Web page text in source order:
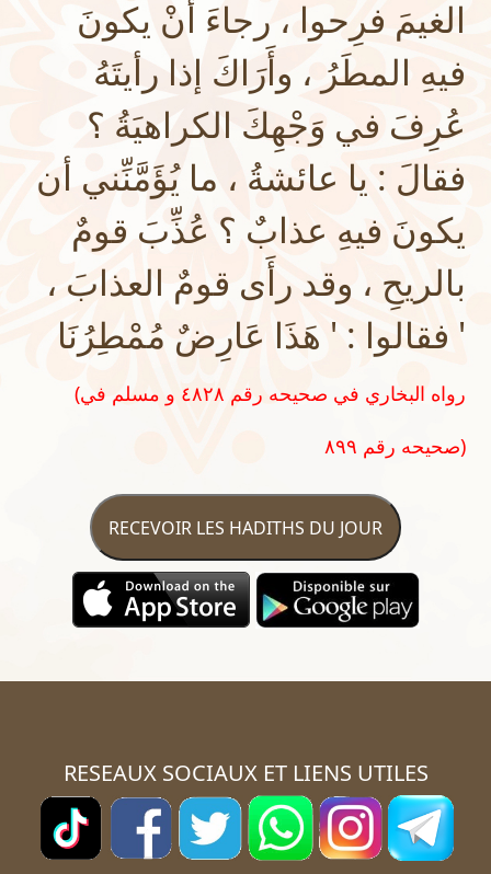
الغيمَ فرِحوا ، رجاءَ أنْ يكونَ
فيهِ المطَرُ ، وأَرَاكَ إذا رأيتَهُ
عُرِفَ في وَجْهِكَ الكراهيَةُ ؟
فقالَ : يا عائشةُ ، ما يُؤَمَّنِّني أن
يكونَ فيهِ عذابٌ ؟ عُذِّبَ قومٌ
بالريحِ ، وقد رأَى قومٌ العذابَ ،
فقالوا : ' هَذَا عَارِضٌ مُمْطِرُنَا '
(رواه البخاري في صحيحه رقم ٤٨٢٨ و مسلم في
صحيحه رقم ٨٩٩)
RECEVOIR LES HADITHS DU JOUR
RESEAUX SOCIAUX ET LIENS UTILES